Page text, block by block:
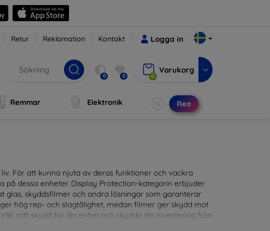
Retur Reklamation Kontakt Logga in
0 0 0
Varukorg
Remmar Elektronik Rea
För att kunna njuta av deras funktioner och vackra
dessa enheter. Display Protection-kategorin erbjuder
skyddsfilmer och andra lösningar som garanterar
hög rep- och slagtålighet, medan filmer ger skydd mot
rätt skydd för din enhet och skydda din investering från